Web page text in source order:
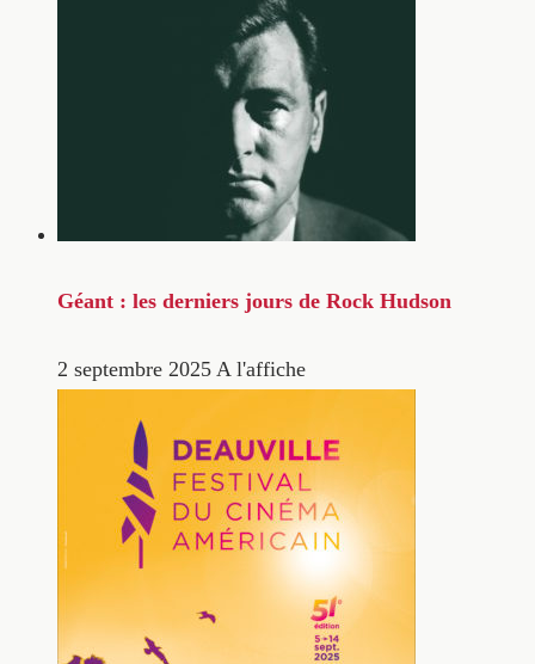
Géant : les derniers jours de Rock Hudson
2 septembre 2025 A l'affiche